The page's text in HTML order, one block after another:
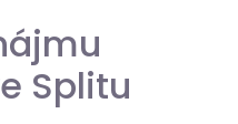
Splitu